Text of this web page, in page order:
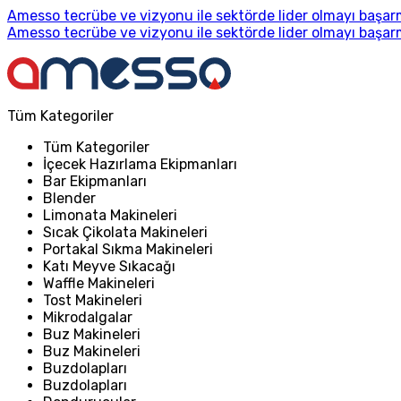
Amesso tecrübe ve vizyonu ile sektörde lider olmayı
Amesso tecrübe ve vizyonu ile sektörde lider olmayı
Tüm Kategoriler
Tüm Kategoriler
İçecek Hazırlama Ekipmanları
Bar Ekipmanları
Blender
Limonata Makineleri
Sıcak Çikolata Makineleri
Portakal Sıkma Makineleri
Katı Meyve Sıkacağı
Waffle Makineleri
Tost Makineleri
Mikrodalgalar
Buz Makineleri
Buz Makineleri
Buzdolapları
Buzdolapları